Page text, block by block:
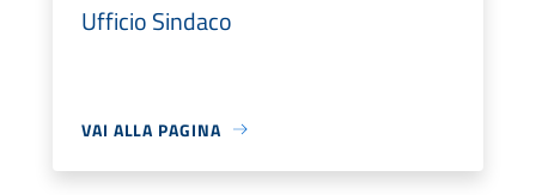
Ufficio Sindaco
VAI ALLA PAGINA